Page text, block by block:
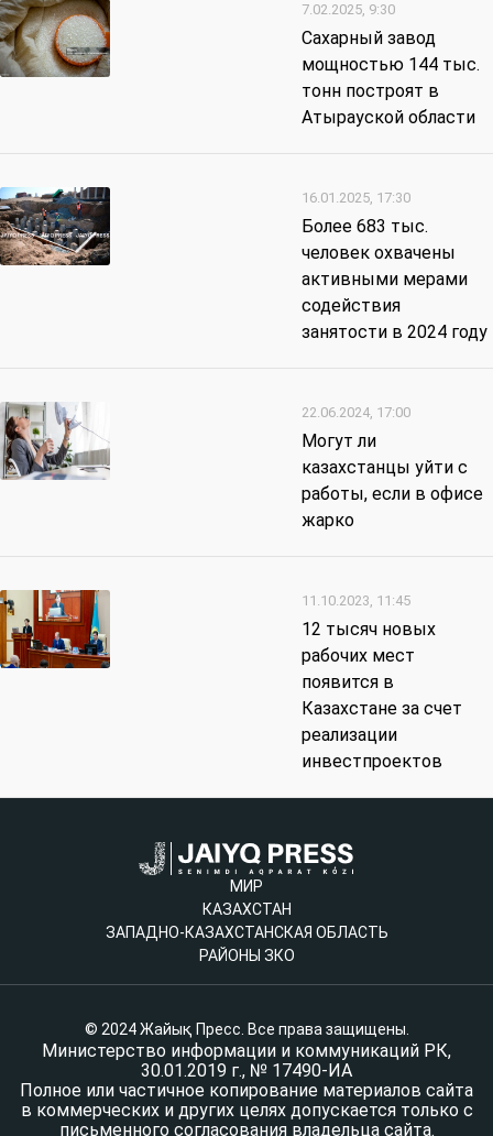
7.02.2025, 9:30
Сахарный завод
мощностью 144 тыс.
тонн построят в
Атырауской области
16.01.2025, 17:30
Более 683 тыс.
человек охвачены
активными мерами
содействия
занятости в 2024 году
22.06.2024, 17:00
Могут ли
казахстанцы уйти с
работы, если в офисе
жарко
11.10.2023, 11:45
12 тысяч новых
рабочих мест
появится в
Казахстане за счет
реализации
инвестпроектов
МИР
КАЗАХСТАН
ЗАПАДНО-КАЗАХСТАНСКАЯ ОБЛАСТЬ
РАЙОНЫ ЗКО
© 2024 Жайық Пресс. Все права защищены.
Министерство информации и коммуникаций РК,
30.01.2019 г., № 17490-ИА
Полное или частичное копирование материалов сайта
в коммерческих и других целях допускается только с
письменного согласования владельца сайта.